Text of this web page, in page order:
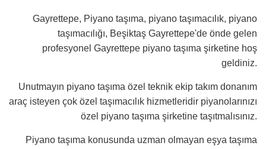
Gayrettepe, Piyano taşıma, piyano taşımacılık, piyano
taşımacılığı, Beşiktaş Gayrettepe'de önde gelen
profesyonel Gayrettepe piyano taşıma şirketine hoş
geldiniz.
Unutmayın piyano taşıma özel teknik ekip takım donanım
araç isteyen çok özel taşımacılık hizmetleridir piyanolarınızı
özel piyano taşıma şirketine taşıtmalısınız.
Piyano taşıma konusunda uzman olmayan eşya taşıma